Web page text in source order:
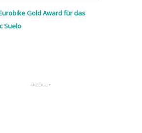
Gold Award für das
Suelo